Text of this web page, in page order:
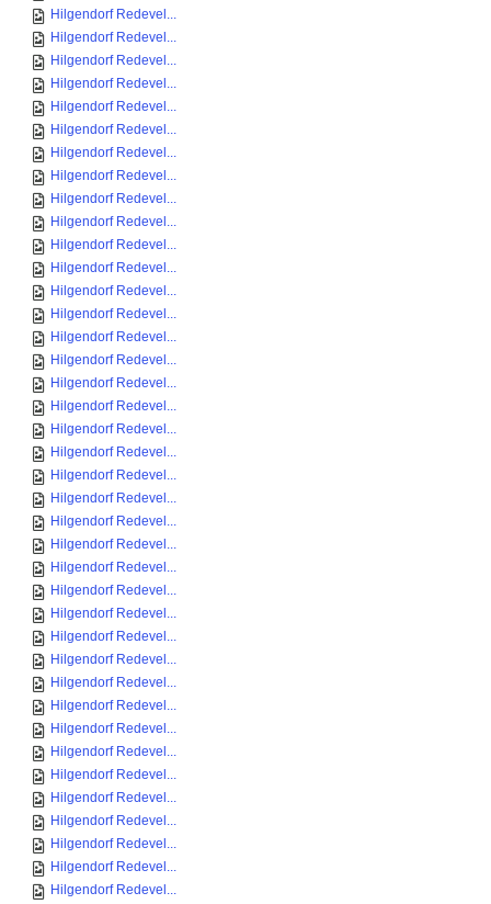
Hilgendorf Redevel...
Hilgendorf Redevel...
Hilgendorf Redevel...
Hilgendorf Redevel...
Hilgendorf Redevel...
Hilgendorf Redevel...
Hilgendorf Redevel...
Hilgendorf Redevel...
Hilgendorf Redevel...
Hilgendorf Redevel...
Hilgendorf Redevel...
Hilgendorf Redevel...
Hilgendorf Redevel...
Hilgendorf Redevel...
Hilgendorf Redevel...
Hilgendorf Redevel...
Hilgendorf Redevel...
Hilgendorf Redevel...
Hilgendorf Redevel...
Hilgendorf Redevel...
Hilgendorf Redevel...
Hilgendorf Redevel...
Hilgendorf Redevel...
Hilgendorf Redevel...
Hilgendorf Redevel...
Hilgendorf Redevel...
Hilgendorf Redevel...
Hilgendorf Redevel...
Hilgendorf Redevel...
Hilgendorf Redevel...
Hilgendorf Redevel...
Hilgendorf Redevel...
Hilgendorf Redevel...
Hilgendorf Redevel...
Hilgendorf Redevel...
Hilgendorf Redevel...
Hilgendorf Redevel...
Hilgendorf Redevel...
Hilgendorf Redevel...